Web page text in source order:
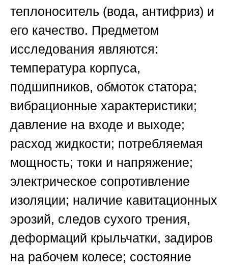
теплоноситель (вода, антифриз) и
его качество. Предметом
исследования являются:
температура корпуса,
подшипников, обмоток статора;
вибрационные характеристики;
давление на входе и выходе;
расход жидкости; потребляемая
мощность; токи и напряжение;
электрическое сопротивление
изоляции; наличие кавитационных
эрозий, следов сухого трения,
деформаций крыльчатки, задиров
на рабочем колесе; состояние